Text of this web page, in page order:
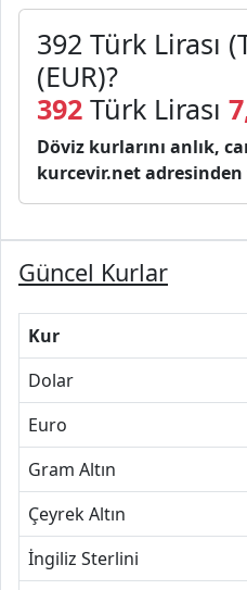
392 Türk Lirası
(EUR)?
392 Türk Lirası
Döviz kurlarını anlık,
kurcevir.net
Güncel Kurlar
Kur
Dolar
Euro
Gram Altın
Çeyrek Altın
İngiliz Sterlini